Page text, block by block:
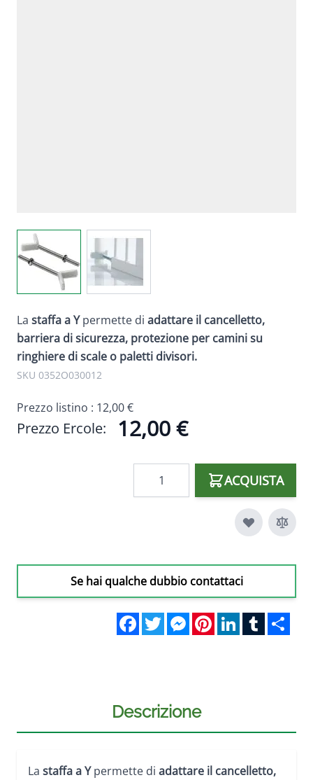
View larger imageView larger image
La staffa a Ypermette di adattare il cancelletto,
barriera di sicurezza, protezione per camini su
ringhiere di scale o paletti divisori.
SKU 0352O030012
Prezzo listino : 12,00 €
Prezzo Ercole: 12,00 €
ACQUISTA
Se hai qualche dubbio contattaci
FacebookTwitterMessengerPinterestLinkedInTumblr
Descrizione
La staffa a Ypermette di adattare il cancelletto,